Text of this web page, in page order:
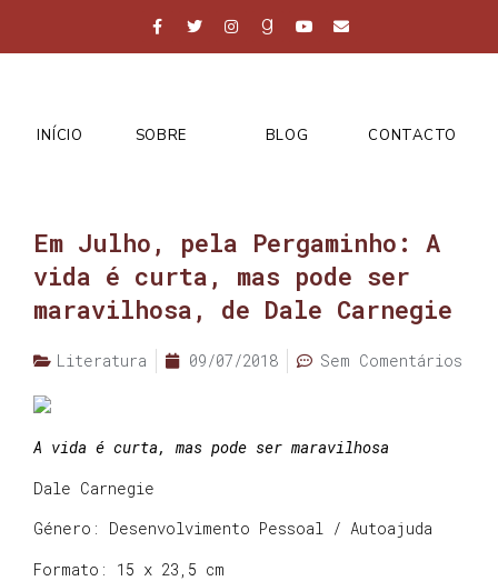
INÍCIO SOBRE BLOG CONTACTO
Em Julho, pela Pergaminho: A
vida é curta, mas pode ser
maravilhosa, de Dale Carnegie
Literatura 09/07/2018 Sem Comentários
A vida é curta, mas pode ser maravilhosa
Dale Carnegie
Género: Desenvolvimento Pessoal / Autoajuda
Formato: 15 x 23,5 cm